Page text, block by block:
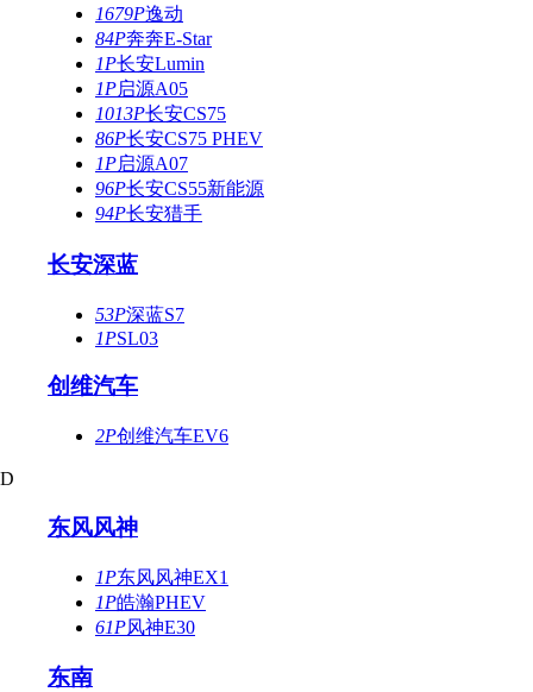
1679P逸动
84P奔奔E-Star
1P长安Lumin
1P启源A05
1013P长安CS75
86P长安CS75 PHEV
1P启源A07
96P长安CS55新能源
94P长安猎手
长安深蓝
53P深蓝S7
1PSL03
创维汽车
2P创维汽车EV6
D
东风风神
1P东风风神EX1
1P皓瀚PHEV
61P风神E30
东南